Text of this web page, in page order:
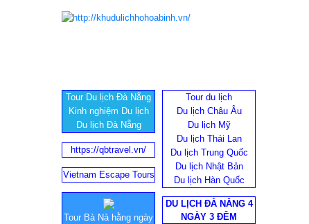
Tour Du lịch Đà Nẵng
Kinh nghiệm Du lịch
Du lịch Đà Nẵng
Tour du lịch
Du lịch Châu Âu
Du lịch Mỹ
Du lịch Thái Lan
Du lịch Trung Quốc
Du lịch Nhật Bản
Du lịch Hàn Quốc
https://qbtravel.vn/
Vietnam Escape Tours
Tour Bà Nà hằng ngày
DU LỊCH ĐÀ NẴNG 4
NGÀY 3 ĐÊM